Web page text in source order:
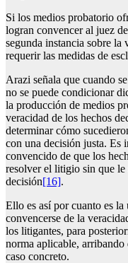
Si los medios probatorio
logran convencer al juez
segunda instancia sobre la
requerir las medidas de
Arazi señala que cuando
no se puede condicionar
la producción de medios
veracidad de los hechos
determinar cómo
con una decisión justa. Es
convencido de que los
resolver el litigio sin que le
decisión[16].
Ello es así por cuanto es
convencerse de la
los litigantes, para
norma aplicable, arribando
caso concreto.